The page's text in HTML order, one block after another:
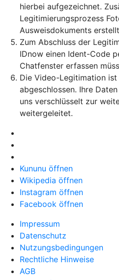
hierbei aufgezeichnet.
Legitimierungsprozess
Ausweisdokuments
Zum Abschluss der
IDnow einen Ident-Code
Chatfenster erfassen
Die Video-Legitimation
abgeschlossen. Ihre
uns verschlüsselt zur
weitergeleitet.
Kununu öffnen
Wikipedia öffnen
Instagram öffnen
Facebook öffnen
Impressum
Datenschutz
Nutzungsbedingungen
Rechtliche Hinweise
AGB